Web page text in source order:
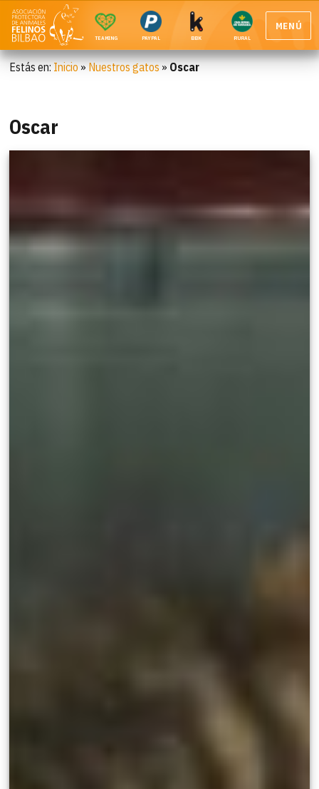
TEAMING PAYPAL BBK RURAL
MENÚ
Estás en: Inicio » Nuestros gatos » Oscar
Oscar